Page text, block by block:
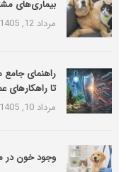
بیماری‌های
مرداد 12, 1405
تا راهکارهای
مرداد 10, 1405
وجود خون در